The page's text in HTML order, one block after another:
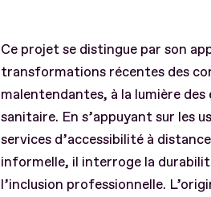
Ce projet se distingue par son
transformations récentes des
malentendantes, à la lumière
sanitaire. En s’appuyant sur les
services d’accessibilité à
informelle, il interroge la
l’inclusion professionnelle.